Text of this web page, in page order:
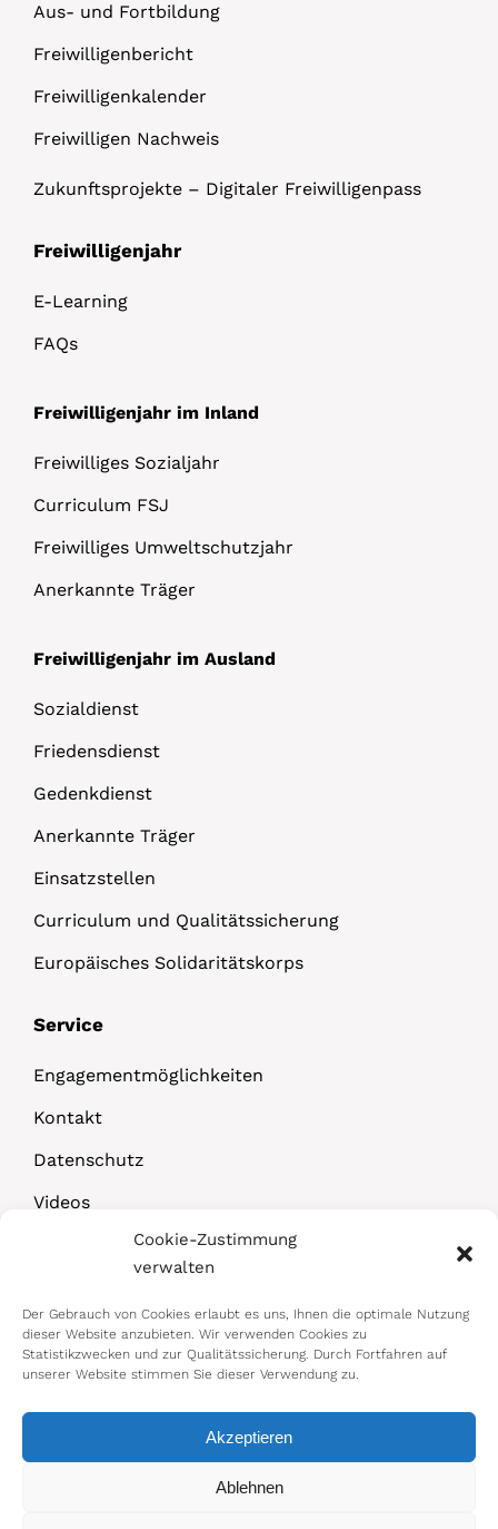
Cookie-Zustimmung
verwalten
Der Gebrauch von Cookies erlaubt es uns, Ihnen die optimale Nutzung
dieser Website anzubieten. Wir verwenden Cookies zu
Statistikzwecken und zur Qualitätssicherung. Durch Fortfahren auf
unserer Website stimmen Sie dieser Verwendung zu.
Akzeptieren
Ablehnen
Aus- und Fortbildung
Freiwilligenbericht
Freiwilligenkalender
Freiwilligen Nachweis
Zukunftsprojekte – Digitaler Freiwilligenpass
Freiwilligenjahr
E-Learning
FAQs
Freiwilligenjahr im Inland
Freiwilliges Sozialjahr
Curriculum FSJ
Freiwilliges Umweltschutzjahr
Anerkannte Träger
Freiwilligenjahr im Ausland
Sozialdienst
Friedensdienst
Gedenkdienst
Anerkannte Träger
Einsatzstellen
Curriculum und Qualitätssicherung
Europäisches Solidaritätskorps
Service
Engagementmöglichkeiten
Kontakt
Datenschutz
Videos
© 2026 Bundesministerium für Arbeit,